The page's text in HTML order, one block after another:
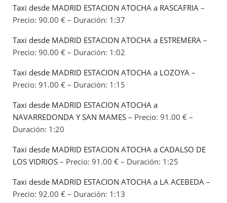
Taxi desde MADRID ESTACION ATOCHA a RASCAFRIA –
Precio: 90.00 € – Duración: 1:37
Taxi desde MADRID ESTACION ATOCHA a ESTREMERA –
Precio: 90.00 € – Duración: 1:02
Taxi desde MADRID ESTACION ATOCHA a LOZOYA –
Precio: 91.00 € – Duración: 1:15
Taxi desde MADRID ESTACION ATOCHA a
NAVARREDONDA Y SAN MAMES – Precio: 91.00 € –
Duración: 1:20
Taxi desde MADRID ESTACION ATOCHA a CADALSO DE
LOS VIDRIOS – Precio: 91.00 € – Duración: 1:25
Taxi desde MADRID ESTACION ATOCHA a LA ACEBEDA –
Precio: 92.00 € – Duración: 1:13